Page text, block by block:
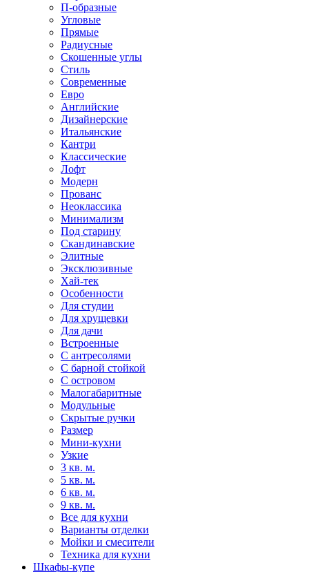
П-образные
Угловые
Прямые
Радиусные
Скошенные углы
Стиль
Современные
Евро
Английские
Дизайнерские
Итальянские
Кантри
Классические
Лофт
Модерн
Прованс
Неоклассика
Минимализм
Под старину
Скандинавские
Элитные
Эксклюзивные
Хай-тек
Особенности
Для студии
Для хрущевки
Для дачи
Встроенные
С антресолями
С барной стойкой
С островом
Малогабаритные
Модульные
Скрытые ручки
Размер
Мини-кухни
Узкие
3 кв. м.
5 кв. м.
6 кв. м.
9 кв. м.
Все для кухни
Варианты отделки
Мойки и смесители
Техника для кухни
Шкафы-купе